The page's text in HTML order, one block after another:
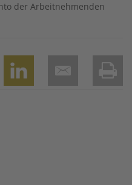
der Arbeitnehmenden